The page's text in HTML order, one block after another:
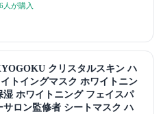
人が購入
クリスタルスキン ハ
トイングマスク ホワイトニン
湿 ホワイトニング フェイスパ
サロン監修者 シートマスク ハ